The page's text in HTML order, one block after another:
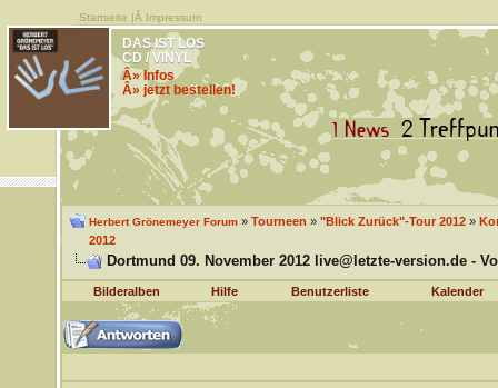
Startseite |Â Impressum
DAS IST LOS
CD / VINYL
Â» Infos
Â» jetzt bestellen!
Herbert Grönemeyer Forum» Tourneen » "Blick Zurück"-Tour 2012»
2012
Dortmund 09. November 2012 live@letzte-version.de -
Bilderalben Hilfe Benutzerliste Kalender